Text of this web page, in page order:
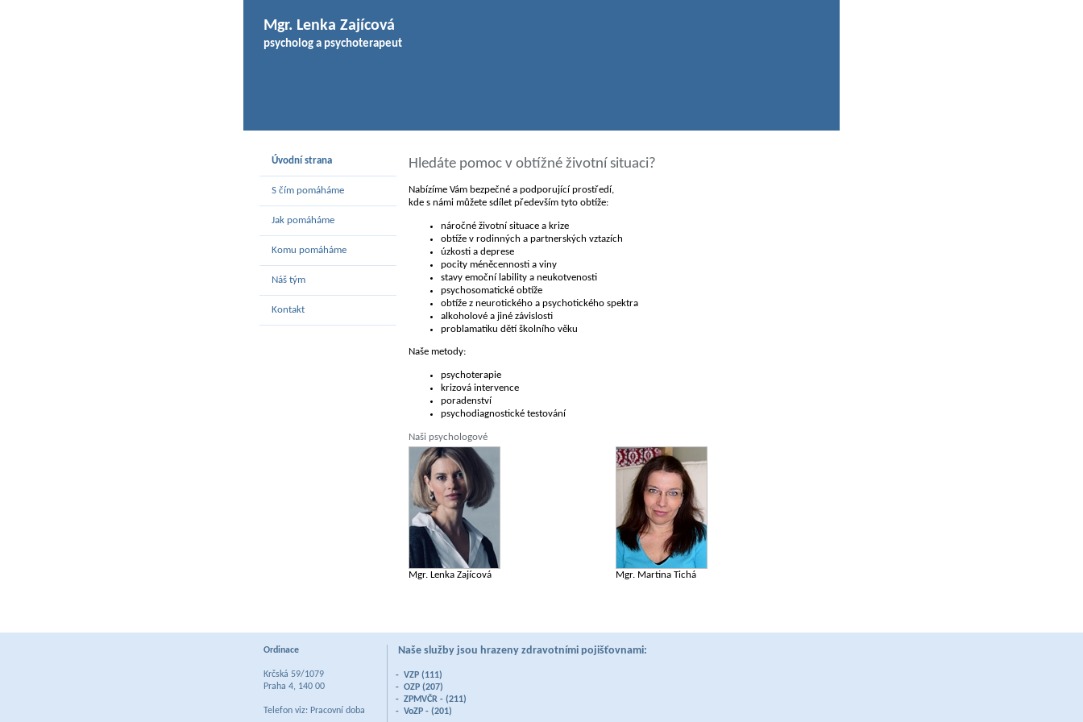
Mgr. Lenka Zajícová
psycholog a psychoterapeut
Úvodní strana
S čím pomáháme
Jak pomáháme
Komu pomáháme
Náš tým
Kontakt
Hledáte pomoc v obtížné životní situaci?
Nabízíme Vám bezpečné a podporující prostředí,
kde s námi můžete sdílet především tyto obtíže:
náročné životní situace a krize
obtíže v rodinných a partnerských vztazích
úzkosti a deprese
pocity méněcennosti a viny
stavy emoční lability a neukotvenosti
psychosomatické obtíže
obtíže z neurotického a psychotického spektra
alkoholové a jiné závislosti
problamatiku dětí školního věku
Naše metody:
psychoterapie
krizová intervence
poradenství
psychodiagnostické testování
Naši psychologové
Mgr. Lenka Zajícová Mgr. Martina Tichá
Ordinace
Krčská 59/1079
Praha 4, 140 00
Telefon viz: Pracovní doba
Naše služby jsou hrazeny zdravotními pojišťovnami:
- VZP (111)
- OZP (207)
- ZPMVČR - (211)
- VoZP - (201)